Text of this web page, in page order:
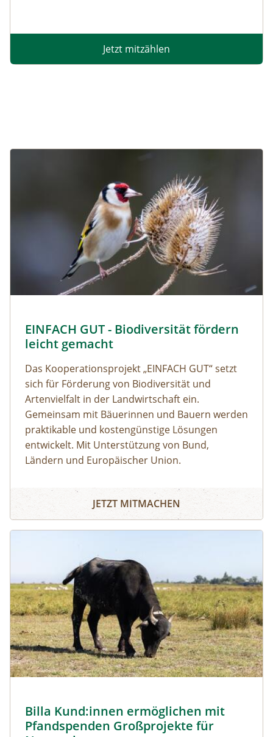
Jetzt mitzählen
EINFACH GUT - Biodiversität fördern
leicht gemacht
Das Kooperationsprojekt „EINFACH GUT“ setzt
sich für Förderung von Biodiversität und
Artenvielfalt in der Landwirtschaft ein.
Gemeinsam mit Bäuerinnen und Bauern werden
praktikable und kostengünstige Lösungen
entwickelt. Mit Unterstützung von Bund,
Ländern und Europäischer Union.
JETZT MITMACHEN
Billa Kund:innen ermöglichen mit
Pfandspenden Großprojekte für